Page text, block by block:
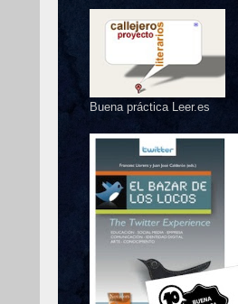
Buena práctica Leer.es